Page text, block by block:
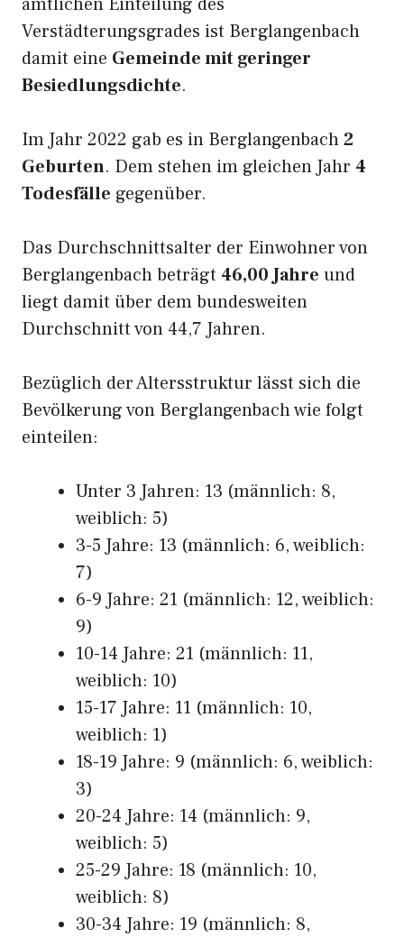
Verstädterungsgrades ist Berglangenbach
damit eine Gemeinde mit geringer
Besiedlungsdichte.
Im Jahr 2022 gab es in Berglangenbach2
Geburten. Dem stehen im gleichen Jahr 4
Todesfälle gegenüber.
Das Durchschnittsalter der Einwohner von
Berglangenbach beträgt 46,00 Jahre und
liegt damit über dem bundesweiten
Durchschnitt von 44,7 Jahren.
Bezüglich der Altersstruktur lässt sich die
Bevölkerung von Berglangenbach wie folgt
einteilen:
Unter 3 Jahren: 13 (männlich: 8,
weiblich: 5)
3-5 Jahre: 13 (männlich: 6, weiblich:
7)
6-9 Jahre: 21 (männlich: 12, weiblich:
9)
10-14 Jahre: 21 (männlich: 11,
weiblich: 10)
15-17 Jahre: 11 (männlich: 10,
weiblich: 1)
18-19 Jahre: 9 (männlich: 6, weiblich:
3)
20-24 Jahre: 14 (männlich: 9,
weiblich: 5)
25-29 Jahre: 18 (männlich: 10,
weiblich: 8)
30-34 Jahre: 19 (männlich: 8,